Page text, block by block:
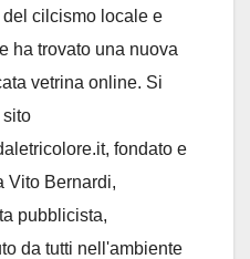
del cilcismo locale e
ha trovato una nuova
vetrina online. Si
sito
fondato e
Vito Bernardi,
pubblicista,
da tutti nell'ambiente